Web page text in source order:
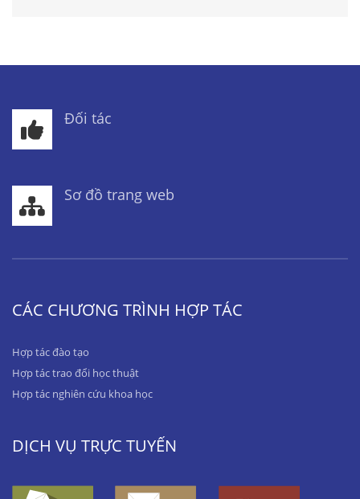
Đối tác
Sơ đồ trang web
CÁC CHƯƠNG TRÌNH HỢP TÁC
Hợp tác đào tạo
Hợp tác trao đổi học thuật
Hợp tác nghiên cứu khoa học
DỊCH VỤ TRỰC TUYẾN